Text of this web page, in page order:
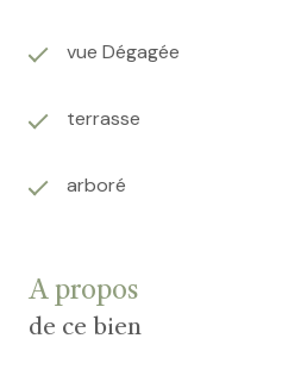
vue Dégagée
terrasse
arboré
A propos
de ce bien